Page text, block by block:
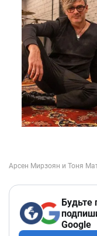
Будьте
Google